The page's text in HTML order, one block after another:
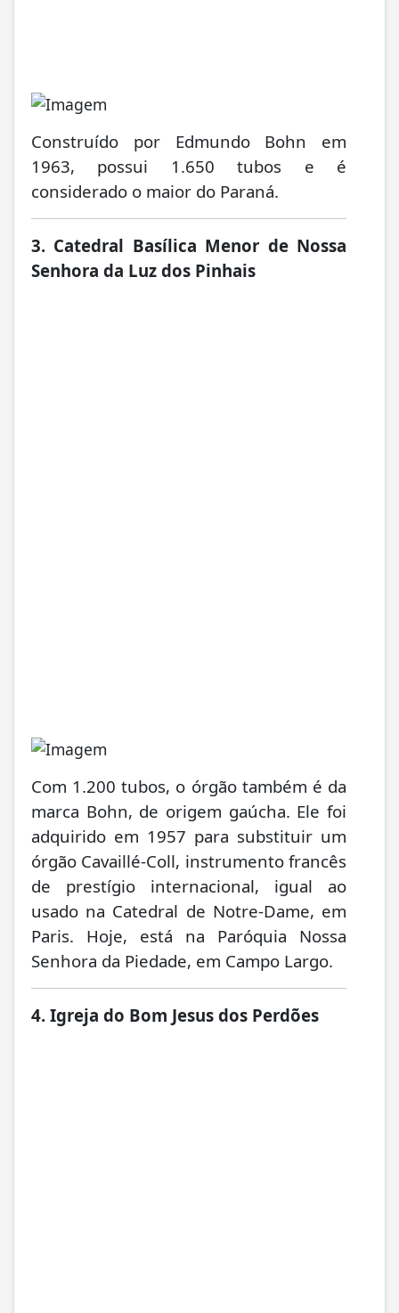
Construído por Edmundo Bohn em
1963, possui 1.650 tubos e é
considerado o maior do Paraná.
3. Catedral Basílica Menor de Nossa
Senhora da Luz dos Pinhais
Com 1.200 tubos, o órgão também é da
marca Bohn, de origem gaúcha. Ele foi
adquirido em 1957 para substituir um
órgão Cavaillé-Coll, instrumento francês
de prestígio internacional, igual ao
usado na Catedral de Notre-Dame, em
Paris. Hoje, está na Paróquia Nossa
Senhora da Piedade, em Campo Largo.
4. Igreja do Bom Jesus dos Perdões